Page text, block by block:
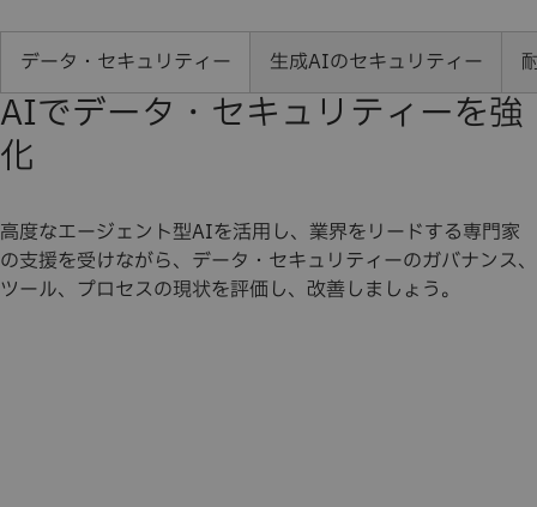
データ・セキュリティー 生成AIのセキュリティー
AIでデータ・セキュリティーを強
化
高度なエージェント型AIを活用し、業界をリードする専門家
の支援を受けながら、データ・セキュリティーのガバナンス、
ツール、プロセスの現状を評価し、改善しましょう。